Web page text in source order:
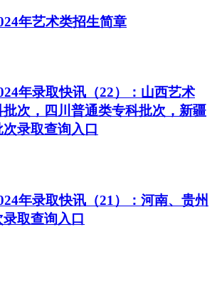
年艺术类招生简章
年录取快讯（22）：山西艺术
次，四川普通类专科批次，新疆
录取查询入口
年录取快讯（21）：河南、贵州
取查询入口